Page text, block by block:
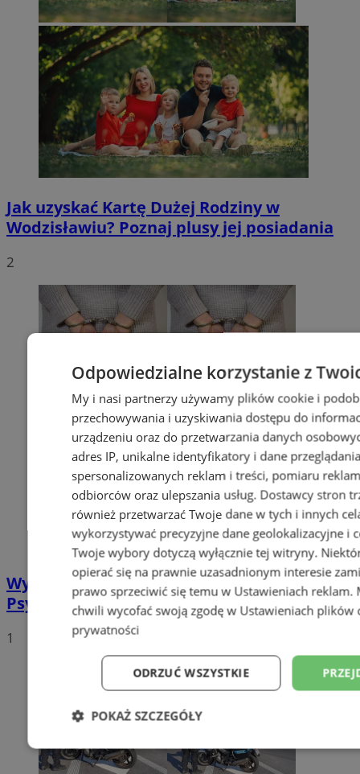
Jak uzyskać Kartę Dużej Rodziny w
Wodzisławiu? Poznaj plusy jej posiadania
2
Wyłudzenie pieniędzy od NFZ.
Psychoterapeutka dostała 1290 zarzutów!
1
Odpowiedzialne korzystanie z
My i nasi partnerzy używamy plików cookie i
przechowywania i uzyskiwania dostępu do
urządzeniu oraz do przetwarzania danych
adres IP, unikalne identyfikatory i dane
spersonalizowanych reklam i treści, pomiaru
odbiorców oraz ulepszania usług. Dostawcy stron
również przetwarzać Twoje dane w tych i innych
wykorzystywać precyzyjne dane geolokalizacyjne i
Twoje wybory dotyczą wyłącznie tej witryny.
opierać się na prawnie uzasadnionym interesie
prawo sprzeciwić się temu w Ustawieniach reklam.
chwili wycofać swoją zgodę w Ustawieniach plików
prywatności
ODRZUĆ WSZYSTKIE
POKAŻ SZCZEGÓŁY
Niezbędne Wydajność